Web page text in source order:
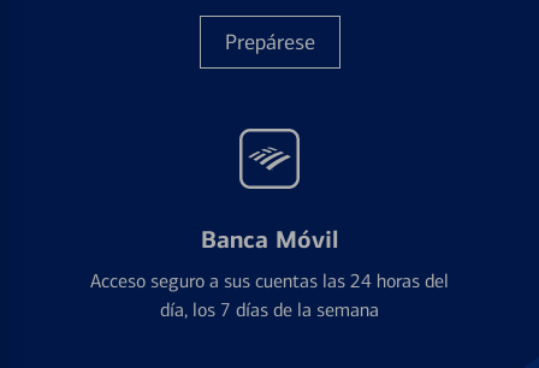
Prepárese
Banca Móvil
Acceso seguro a sus cuentas las 24 horas del
día, los 7 días de la semana